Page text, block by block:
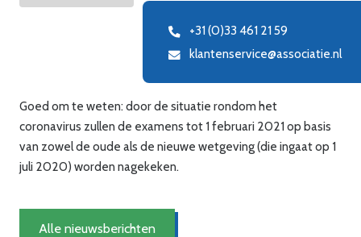
+31 (0)33 461 21 59
klantenservice@associatie.nl
Goed om te weten: door de situatie rondom het
coronavirus zullen de examens tot 1 februari 2021 op basis
van zowel de oude als de nieuwe wetgeving (die ingaat op 1
juli 2020) worden nagekeken.
Alle nieuwsberichten